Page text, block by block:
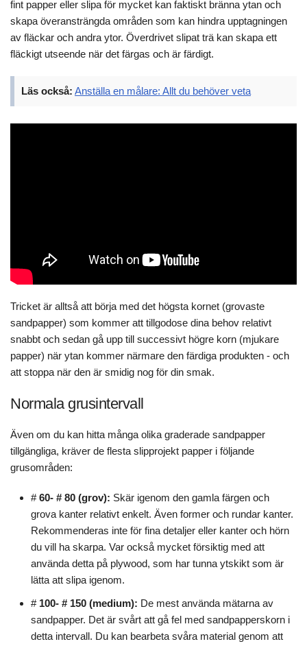
fint papper eller slipa för mycket kan faktiskt bränna ytan och
skapa överansträngda områden som kan hindra upptagningen
av fläckar och andra ytor. Överdrivet slipat trä kan skapa ett
fläckigt utseende när det färgas och är färdigt.
Läs också: Anställa en målare: Allt du behöver veta
Tricket är alltså att börja med det högsta kornet (grovaste
sandpapper) som kommer att tillgodose dina behov relativt
snabbt och sedan gå upp till successivt högre korn (mjukare
papper) när ytan kommer närmare den färdiga produkten - och
att stoppa när den är smidig nog för din smak.
Normala grusintervall
Även om du kan hitta många olika graderade sandpapper
tillgängliga, kräver de flesta slipprojekt papper i följande
grusområden:
#60- # 80 (grov): Skär igenom den gamla färgen och
grova kanter relativt enkelt. Även former och rundar kanter.
Rekommenderas inte för fina detaljer eller kanter och hörn
du vill ha skarpa. Var också mycket försiktig med att
använda detta på plywood, som har tunna ytskikt som är
lätta att slipa igenom.
# 100- # 150 (medium): De mest använda mätarna av
sandpapper. Det är svårt att gå fel med sandpapperskorn i
detta intervall. Du kan bearbeta svåra material genom att